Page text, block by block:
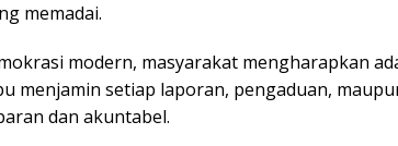
memadai.
modern, masyarakat mengharapkan
menjamin setiap laporan, pengaduan,
dan akuntabel.